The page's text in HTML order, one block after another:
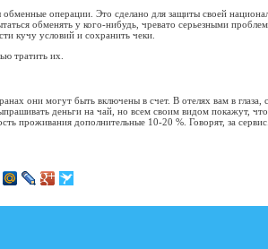
операции. Это сделано для защиты своей
обменять у кого-нибудь, чревато серьезными
кучу условий и сохранить чеки.
тратить их.
они могут быть включены в счет. В отелях вам в глаза,
деньги на чай, но всем своим видом покажут,
проживания дополнительные 10-20 %. Говорят, за сервис.